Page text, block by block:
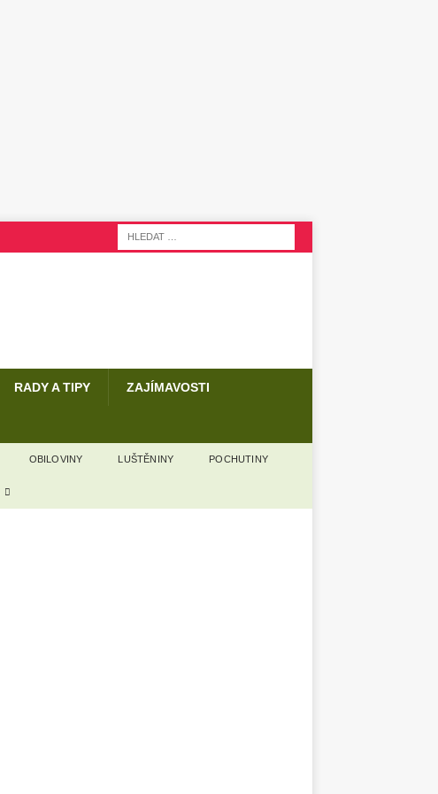
RADY A TIPY ZAJÍMAVOSTI
OBILOVINY LUŠTĚNINY POCHUTINY